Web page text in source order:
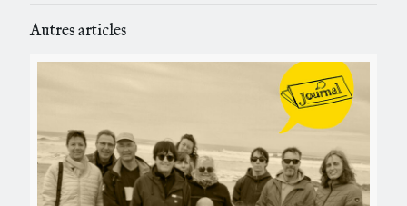
Autres articles